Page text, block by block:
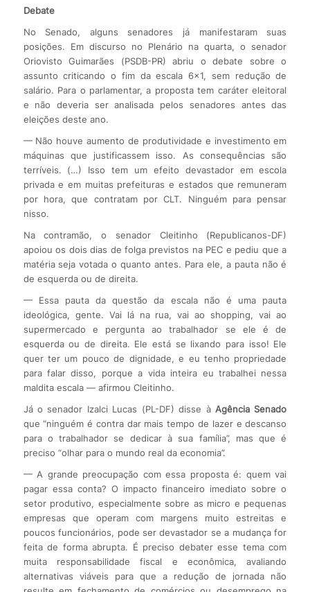
Debate
No Senado, alguns senadores já manifestaram suas
posições. Em discurso no Plenário na quarta, o senador
Oriovisto Guimarães (PSDB-PR) abriu o debate sobre o
assunto criticando o fim da escala 6×1, sem redução de
salário. Para o parlamentar, a proposta tem caráter eleitoral
e não deveria ser analisada pelos senadores antes das
eleições deste ano.
— Não houve aumento de produtividade e investimento em
máquinas que justificassem isso. As consequências são
terríveis. (…) Isso tem um efeito devastador em escola
privada e em muitas prefeituras e estados que remuneram
por hora, que contratam por CLT. Ninguém para pensar
nisso.
Na contramão, o senador Cleitinho (Republicanos-DF)
apoiou os dois dias de folga previstos na PEC e pediu que a
matéria seja votada o quanto antes. Para ele, a pauta não é
de esquerda ou de direita.
— Essa pauta da questão da escala não é uma pauta
ideológica, gente. Vai lá na rua, vai ao shopping, vai ao
supermercado e pergunta ao trabalhador se ele é de
esquerda ou de direita. Ele está se lixando para isso! Ele
quer ter um pouco de dignidade, e eu tenho propriedade
para falar disso, porque a vida inteira eu trabalhei nessa
maldita escala — afirmou Cleitinho.
Já o senador Izalci Lucas (PL-DF) disse à Agência Senado
que “ninguém é contra dar mais tempo de lazer e descanso
para o trabalhador se dedicar à sua família”, mas que é
preciso “olhar para o mundo real da economia”.
— A grande preocupação com essa proposta é: quem vai
pagar essa conta? O impacto financeiro imediato sobre o
setor produtivo, especialmente sobre as micro e pequenas
empresas que operam com margens muito estreitas e
poucos funcionários, pode ser devastador se a mudança for
feita de forma abrupta. É preciso debater esse tema com
muita responsabilidade fiscal e econômica, avaliando
alternativas viáveis para que a redução de jornada não